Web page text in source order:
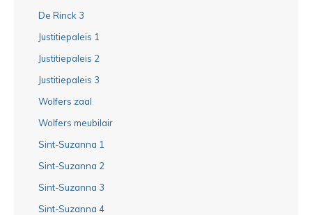
De Rinck 3
Justitiepaleis 1
Justitiepaleis 2
Justitiepaleis 3
Wolfers zaal
Wolfers meubilair
Sint-Suzanna 1
Sint-Suzanna 2
Sint-Suzanna 3
Sint-Suzanna 4